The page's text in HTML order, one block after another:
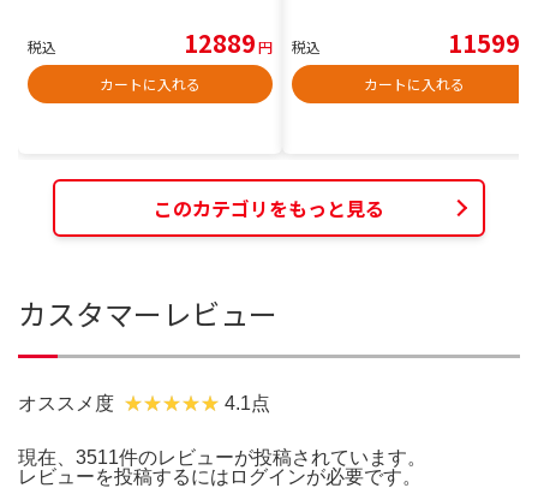
税込 12889円
カートに入れる
税込 11599
カートに入れる
このカテゴリをもっと見る
カスタマーレビュー
オススメ度 4.1点
現在、3511件のレビューが投稿されています。
レビューを投稿するには ログインが必要です。